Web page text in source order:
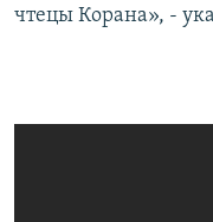
чтецы Корана», -